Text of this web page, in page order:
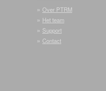
» Over PTRM
» Het team
» Support
» Contact